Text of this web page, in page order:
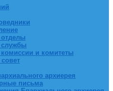
службы
и комитеты
архиерея
письма